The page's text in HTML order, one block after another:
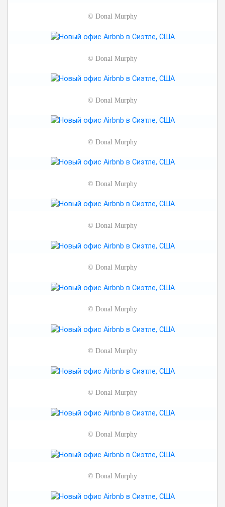
© Donal Murphy
© Donal Murphy
© Donal Murphy
© Donal Murphy
© Donal Murphy
© Donal Murphy
© Donal Murphy
© Donal Murphy
© Donal Murphy
© Donal Murphy
© Donal Murphy
© Donal Murphy